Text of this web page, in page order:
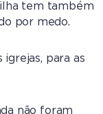
tem também
por medo.
para as
não foram